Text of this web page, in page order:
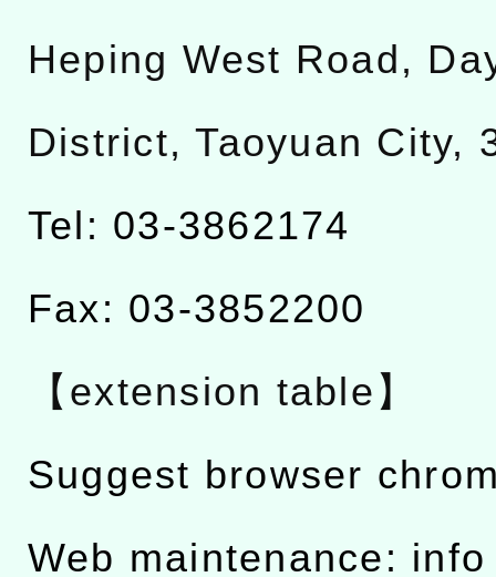
Heping West Road,
District, Taoyuan City,
Tel: 03-3862174
Fax: 03-3852200
【extension table】
Suggest browser
Web maintenance: